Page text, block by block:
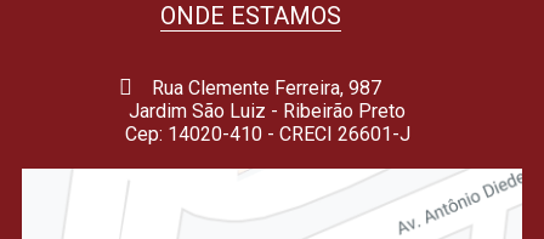
ONDE ESTAMOS
Rua Clemente Ferreira, 987
Jardim São Luiz - Ribeirão Preto
Cep: 14020-410 - CRECI 26601-J